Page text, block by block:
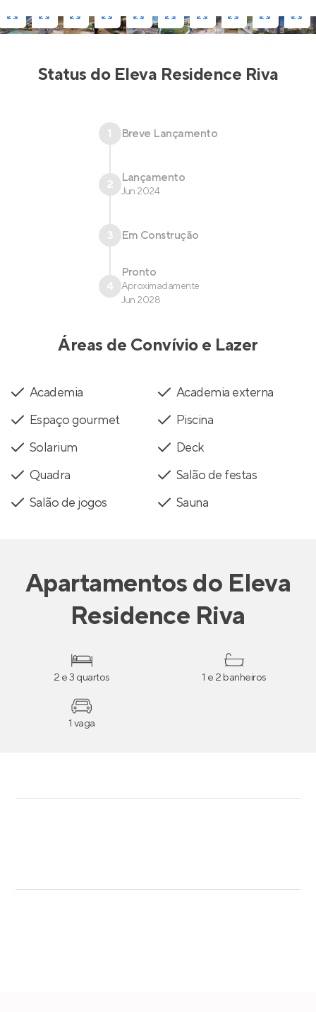
Status do Eleva Residence Riva
1 Breve Lançamento
2 Lançamento
Jun 2024
3 Em Construção
4
Pronto
Aproximadamente
Jun 2028
Áreas de Convívio e Lazer
Academia
Academia externa
Espaço gourmet
Piscina
Solarium
Deck
Quadra
Salão de festas
Salão de jogos
Sauna
Apartamentosdo Eleva
Residence Riva
2 e 3 quartos 1 e 2 banheiros
1 vaga